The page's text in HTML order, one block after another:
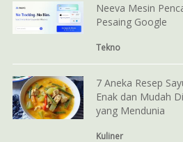
Neeva Mesin
Pesaing Google
Tekno
7 Aneka Resep
Enak dan Mudah
yang Mendunia
Kuliner